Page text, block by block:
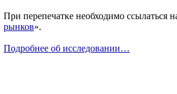
При перепечатке необходимо ссылаться
рынков».
Подробнее об исследовании…